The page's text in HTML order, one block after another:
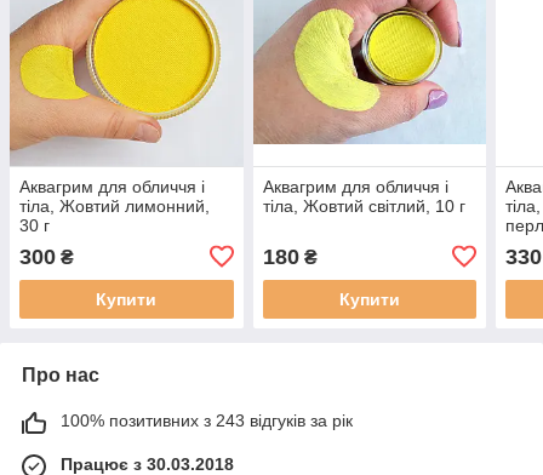
Аквагрим для обличчя і
тіла, Жовтий лимонний,
30 г
300 ₴
Купити
Аквагрим для обличчя і
тіла, Жовтий світлий, 10 г
180₴
Купити
330
Про нас
100% позитивних з 243 відгуків за рік
Працює з 30.03.2018